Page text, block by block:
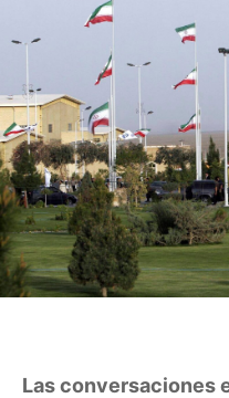
Las conversaciones